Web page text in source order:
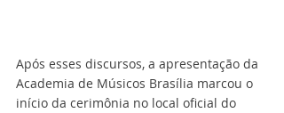
Após esses discursos, a apresentação da
Academia de Músicos Brasília marcou o
início da cerimônia no local oficial do